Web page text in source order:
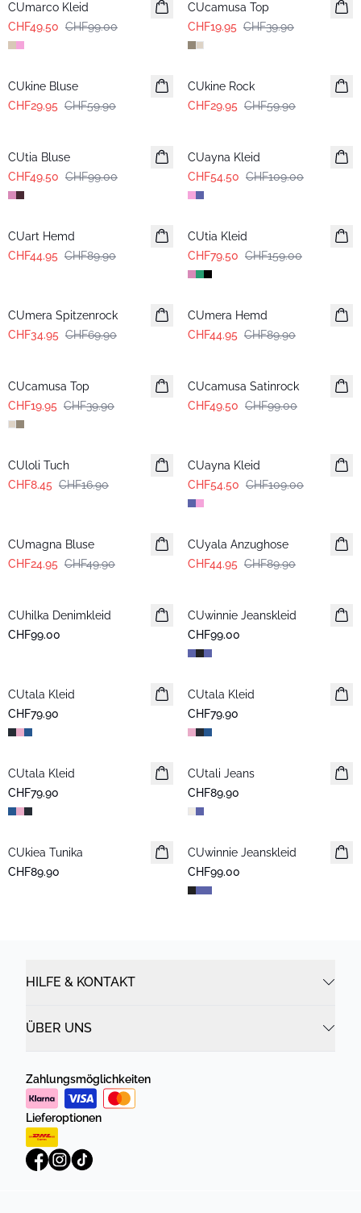
CUmarco Kleid
CHF49.50 CHF99.00
CUcamusa Top
CHF19.95 CHF39.90
-50%
CUkine Bluse
CHF29.95 CHF59.90
-50%
CUkine Rock
CHF29.95 CHF59.90
CUtia Bluse
CHF49.50 CHF99.00
CUayna Kleid
CHF54.50 CHF109.00
-50%
CUart Hemd
CHF44.95 CHF89.90
-50%
CUtia Kleid
CHF79.50 CHF159.00
CUmera Spitzenrock
CHF34.95 CHF69.90
-50%
CUmera Hemd
CHF44.95 CHF89.90
CUcamusa Top
CHF19.95 CHF39.90
CUcamusa Satinrock
CHF49.50 CHF99.00
-50%
CUloli Tuch
CHF8.45 CHF16.90
CUayna Kleid
CHF54.50 CHF109.00
CUmagna Bluse
CHF24.95 CHF49.90
-50%
CUyala Anzughose
CHF44.95 CHF89.90
CUhilka Denimkleid
CHF99.00
Neuheiten
CUwinnie Jeanskleid
CHF99.00
CUtala Kleid
CHF79.90
CUtala Kleid
CHF79.90
CUtala Kleid
CHF79.90
CUtali Jeans
CHF89.90
CUkiea Tunika
CHF89.90
Neuheiten
CUwinnie Jeanskleid
CHF99.00
HILFE & KONTAKT
ÜBER UNS
Zahlungsmöglichkeiten
Lieferoptionen